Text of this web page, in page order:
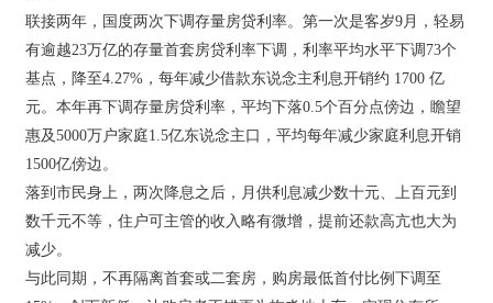
联接两年，国度两次下调存量房贷利率。第一次是客岁9月，轻易
有逾越23万亿的存量首套房贷利率下调，利率平均水平下调73个
基点，降至4.27%，每年减少借款东说念主利息开销约 1700 亿
元。本年再下调存量房贷利率，平均下落0.5个百分点傍边，瞻望
惠及5000万户家庭1.5亿东说念主口，平均每年减少家庭利息开销
1500亿傍边。
落到市民身上，两次降息之后，月供利息减少数十元、上百元到
数千元不等，住户可主管的收入略有微增，提前还款高亢也大为
减少。
与此同期，不再隔离首套或二套房，购房最低首付比例下调至